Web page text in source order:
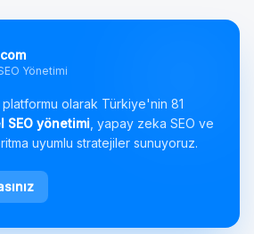
Yönetimi
platformu olarak Türkiye'nin 81
SEO yönetimi , yapay zeka SEO ve
uyumlu stratejiler sunuyoruz.